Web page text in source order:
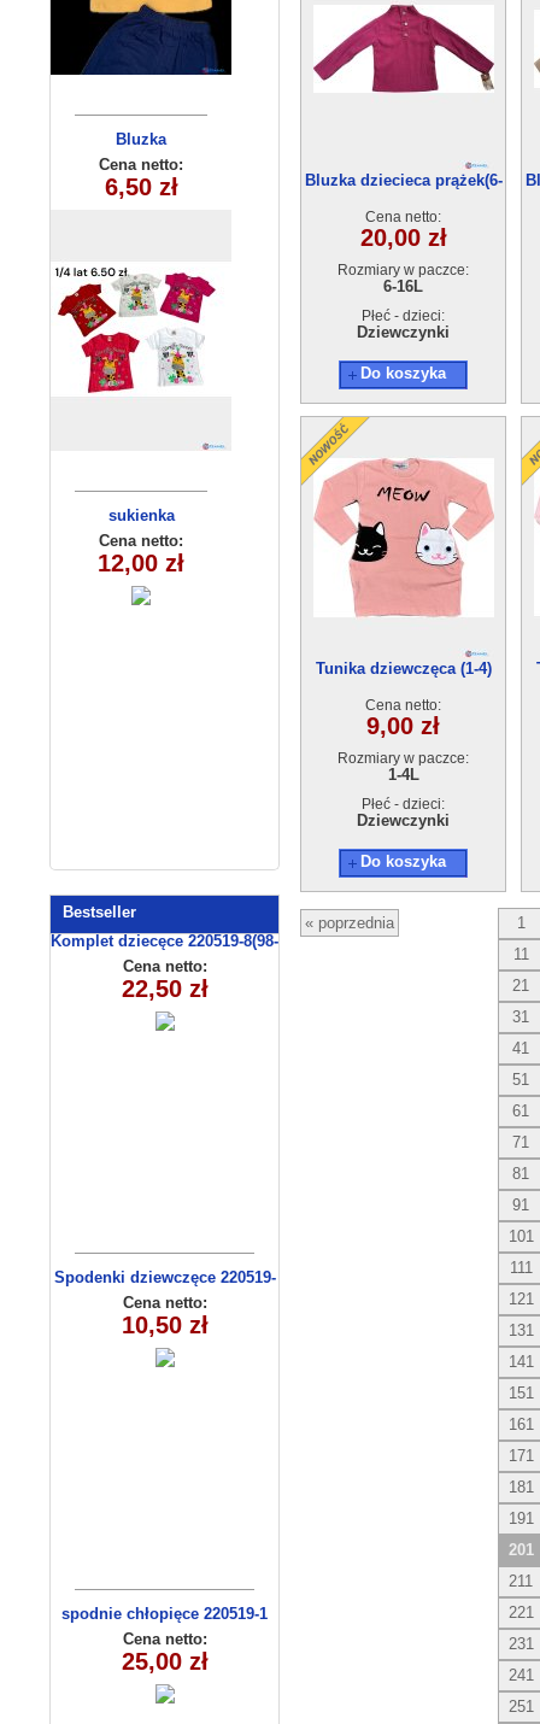
Bluzka
dziewczęca
(1-4) 4szt
Cena netto:
6,50 zł
sukienka
dziewczęca
(5-8)4szt
Cena netto:
12,00 zł
Bluza
dziecięca
290525-DB335
(3-8) 10szt
Cena netto:
14,00 zł
Bluza
dziecięca
290525-DB326
(3-8) 10szt
Cena netto:
20,00 zł
Bestseller
Komplet dziecęce 220519-8(98-
116 m)
Cena netto:
22,50 zł
Spodenki dziewczęce 220519-
4 (13-16)
Cena netto:
10,50 zł
spodnie chłopięce 220519-1
(1-6) 5szt
Cena netto:
25,00 zł
Bluzka dziecieca prążek(6-
Cena netto:
20,00 zł
Rozmiary w paczce:
6-16L
Płeć - dzieci:
Dziewczynki
Do koszyka
Tunika dziewczęca (1-4)
Cena netto:
9,00 zł
Rozmiary w paczce:
1-4L
Płeć - dzieci:
Dziewczynki
Do koszyka
« poprzednia
1
11
21
31
41
51
61
71
81
91
101
111
121
131
141
151
161
171
181
191
201
211
221
231
241
251